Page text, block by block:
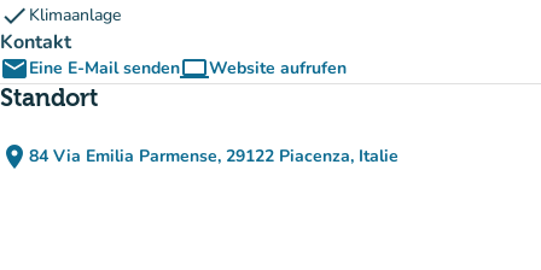
check Klimaanlage
Kontakt
emailEine E-Mail sendencomputerWebsite aufrufen
(new tab)
Standort
place 84 Via Emilia Parmense, 29122 Piacenza, Italie
(in Google Maps öffnen)
(new tab)